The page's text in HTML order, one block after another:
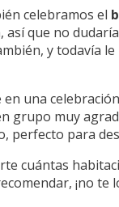
celebramos el
así que no
y todavía
una
grupo muy
perfecto para
cuántas
¡no te